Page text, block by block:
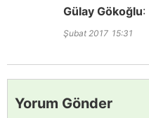
Gülay Gökoğlu:
Şubat 2017 15:31
Yorum Gönder